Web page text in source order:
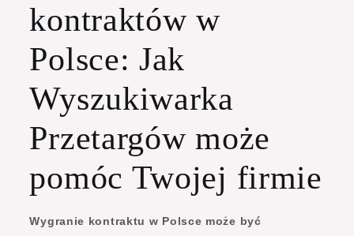
kontraktów w
Polsce: Jak
Wyszukiwarka
Przetargów może
pomóc Twojej firmie
Wygranie kontraktu w Polsce może być